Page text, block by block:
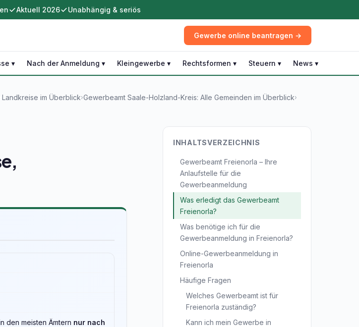
Aktuell 2026 Unabhängig & seriös
Gewerbe online beantragen →
▾ Nach der Anmeldung ▾ Kleingewerbe ▾ Rechtsformen ▾ Steuern ▾ News ▾
im Überblick›Gewerbeamt Saale-Holzland-Kreis: Alle Gemeinden im Überblick›
den meisten Ämtern nur nach
INHALTSVERZEICHNIS
Gewerbeamt Freienorla – Ihre
Anlaufstelle für die
Gewerbeanmeldung
Was erledigt das Gewerbeamt
Freienorla?
Was benötige ich für die
Gewerbeanmeldung in Freienorla?
Online-Gewerbeanmeldung in
Freienorla
Häufige Fragen
Welches Gewerbeamt ist für
Freienorla zuständig?
Kann ich mein Gewerbe in